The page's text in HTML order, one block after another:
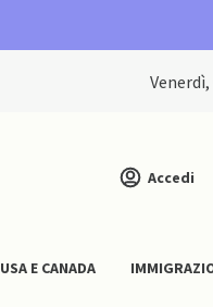
Accedi
USA E CANADA